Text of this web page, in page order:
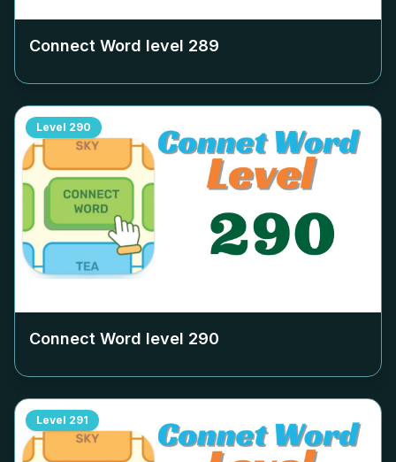
Connect Word level 289
Level 290
Connect Word level 290
Level 291